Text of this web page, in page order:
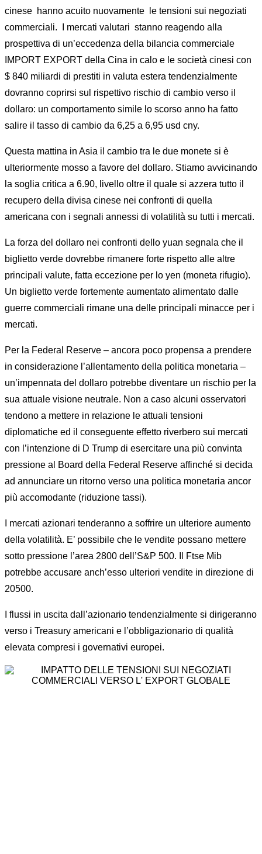
cinese hanno acuito nuovamente le tensioni sui negoziati
commerciali. I mercati valutari stanno reagendo alla
prospettiva di un’eccedenza della bilancia commerciale
IMPORT EXPORT della Cina in calo e le società cinesi con
$ 840 miliardi di prestiti in valuta estera tendenzialmente
dovranno coprirsi sul rispettivo rischio di cambio verso il
dollaro: un comportamento simile lo scorso anno ha fatto
salire il tasso di cambio da 6,25 a 6,95 usd cny.
Questa mattina in Asia il cambio tra le due monete si è
ulteriormente mosso a favore del dollaro. Stiamo avvicinando
la soglia critica a 6.90, livello oltre il quale si azzera tutto il
recupero della divisa cinese nei confronti di quella
americana con i segnali annessi di volatilità su tutti i mercati.
La forza del dollaro nei confronti dello yuan segnala che il
biglietto verde dovrebbe rimanere forte rispetto alle altre
principali valute, fatta eccezione per lo yen (moneta rifugio).
Un biglietto verde fortemente aumentato alimentato dalle
guerre commerciali rimane una delle principali minacce per i
mercati.
Per la Federal Reserve – ancora poco propensa a prendere
in considerazione l’allentamento della politica monetaria –
un’impennata del dollaro potrebbe diventare un rischio per la
sua attuale visione neutrale. Non a caso alcuni osservatori
tendono a mettere in relazione le attuali tensioni
diplomatiche ed il conseguente effetto riverbero sui mercati
con l’intenzione di D Trump di esercitare una più convinta
pressione al Board della Federal Reserve affinché si decida
ad annunciare un ritorno verso una politica monetaria ancor
più accomodante (riduzione tassi).
I mercati azionari tenderanno a soffrire un ulteriore aumento
della volatilità. E’ possibile che le vendite possano mettere
sotto pressione l’area 2800 dell’S&P 500. Il Ftse Mib
potrebbe accusare anch’esso ulteriori vendite in direzione di
20500.
I flussi in uscita dall’azionario tendenzialmente si dirigeranno
verso i Treasury americani e l’obbligazionario di qualità
elevata compresi i governativi europei.